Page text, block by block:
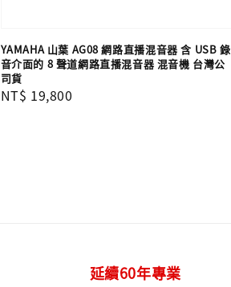
YAMAHA 山葉 AG08 網路直播混音器 含 USB 錄
音介面的 8 聲道網路直播混音器 混音機 台灣公
司貨
Regular
NT$ 19,800
延續60年專業